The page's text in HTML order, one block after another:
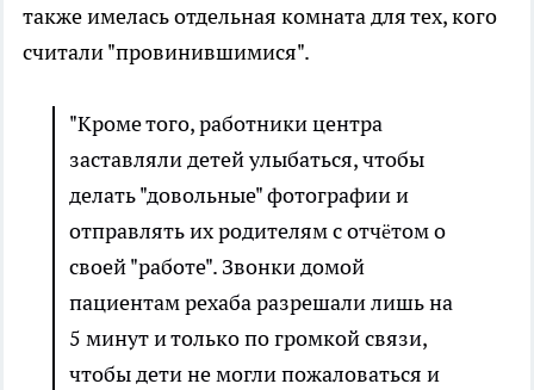
также имелась отдельная комната для тех, кого
считали "провинившимися".
"Кроме того, работники центра
заставляли детей улыбаться, чтобы
делать "довольные" фотографии и
отправлять их родителям с отчëтом о
своей "работе". Звонки домой
пациентам рехаба разрешали лишь на
5 минут и только по громкой связи,
чтобы дети не могли пожаловаться и